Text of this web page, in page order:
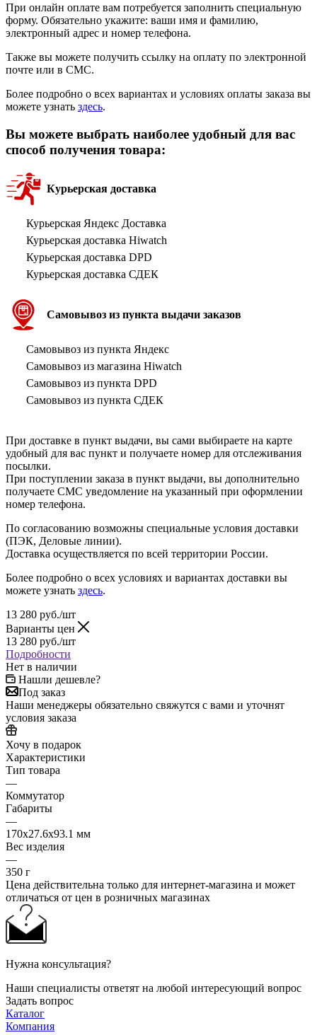
При онлайн оплате вам потребуется заполнить специальную
форму. Обязательно укажите: ваши имя и фамилию,
электронный адрес и номер телефона.
Также вы можете получить ссылку на оплату по электронной
почте или в СМС.
Более подробно о всех вариантах и условиях оплаты заказа вы
можете узнать здесь.
Вы можете выбрать наиболее удобный для вас
способ получения товара:
Курьерская доставка
Курьерская Яндекс Доставка
Курьерская доставка Hiwatch
Курьерская доставка DPD
Курьерская доставка СДЕК
Самовывоз из пункта выдачи заказов
Самовывоз из пункта Яндекс
Самовывоз из магазина Hiwatch
Самовывоз из пункта DPD
Самовывоз из пункта СДЕК
При доставке в пункт выдачи, вы сами выбираете на карте
удобный для вас пункт и получаете номер для отслеживания
посылки.
При поступлении заказа в пункт выдачи, вы дополнительно
получаете СМС уведомление на указанный при оформлении
номер телефона.
По согласованию возможны специальные условия доставки
(ПЭК, Деловые линии).
Доставка осуществляется по всей территории России.
Более подробно о всех условиях и вариантах доставки вы
можете узнать здесь.
13 280 руб./шт
Варианты цен
13 280 руб./шт
Подробности
Нет в наличии
Нашли дешевле?
Под заказ
Наши менеджеры обязательно свяжутся с вами и уточнят
условия заказа
Хочу в подарок
Характеристики
Тип товара
—
Коммутатор
Габариты
—
170x27.6x93.1 мм
Вес изделия
—
350 г
Цена действительна только для интернет-магазина и может
отличаться от цен в розничных магазинах
Нужна консультация?
Наши специалисты ответят на любой интересующий вопрос
Задать вопрос
Каталог
Компания